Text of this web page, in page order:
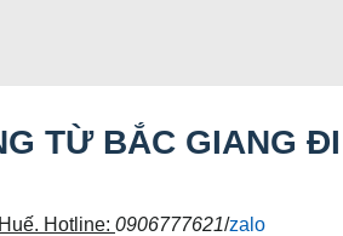
TỪ BẮC GIANG
Huế. Hotline: 0906777621/zalo